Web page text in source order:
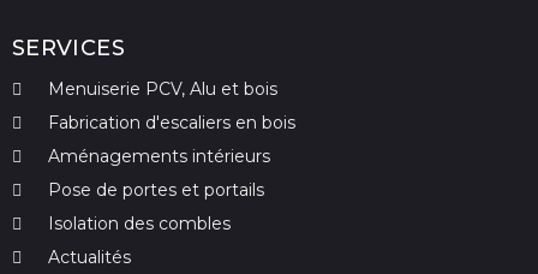
SERVICES
Menuiserie PCV, Alu et bois
Fabrication d'escaliers en bois
Aménagements intérieurs
Pose de portes et portails
Isolation des combles
Actualités